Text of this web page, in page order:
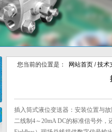
您当前的位置是： 网站首页 /技术
插入筒式液位变送器：安装位置与
二线制4～20mA DC的标准信号外，